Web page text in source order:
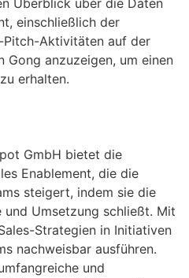
Überblick über die Daten
einschließlich der
Aktivitäten auf der
anzuzeigen, um einen
erhalten.
GmbH bietet die
Enablement, die die
steigert, indem sie die
Umsetzung schließt. Mit
Strategien in Initiativen
nachweisbar ausführen.
und